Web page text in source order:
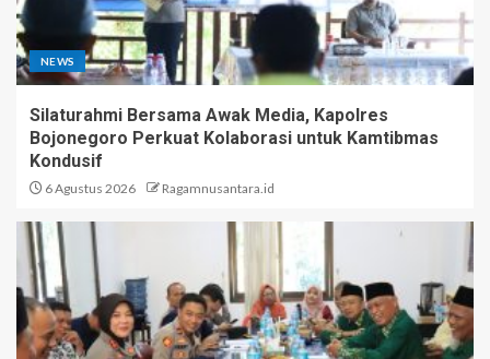
NEWS
Silaturahmi Bersama Awak Media, Kapolres
Bojonegoro Perkuat Kolaborasi untuk Kamtibmas
Kondusif
6 Agustus 2026 Ragamnusantara.id